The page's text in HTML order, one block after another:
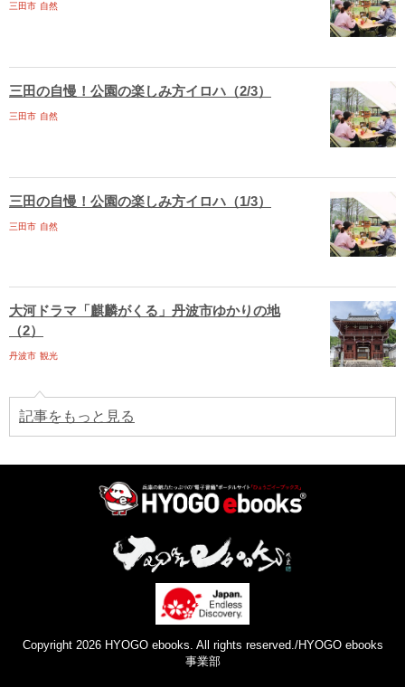
三田市 自然
三田の自慢！公園の楽しみ方イロハ（2/3）
三田市 自然
三田の自慢！公園の楽しみ方イロハ（1/3）
三田市 自然
大河ドラマ「麒麟がくる」丹波市ゆかりの地
（2）
丹波市 観光
記事をもっと見る
Copyright 2026 HYOGO ebooks. All rights reserved./HYOGO ebooks
事業部